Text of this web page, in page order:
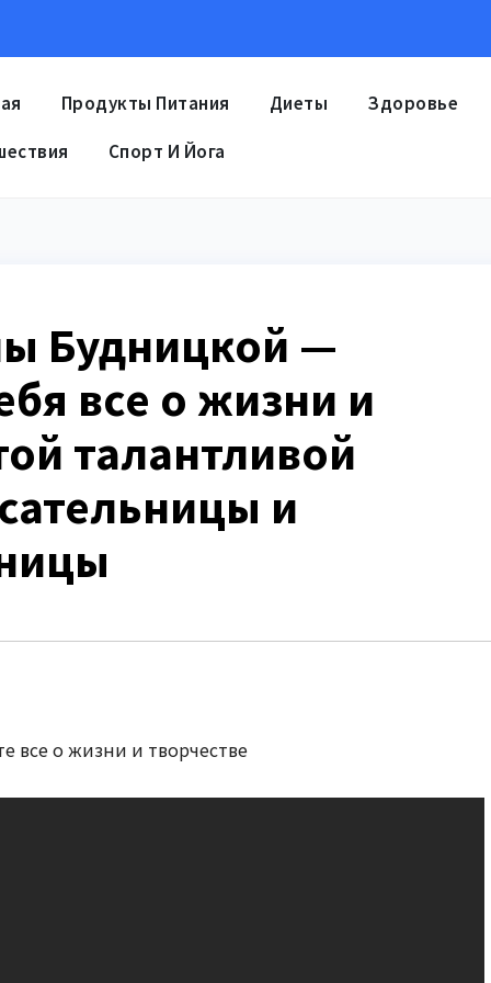
Продукты Питания Диеты Здоровье
Спорт И Йога
Будницкой —
все о жизни и
талантливой
и